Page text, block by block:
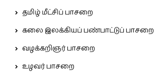
தமிழ் மீட்சிப் பாசறை
கலை இலக்கியப் பண்பாட்டுப் பாசறை
வழக்கறிஞர் பாசறை
உழவர் பாசறை